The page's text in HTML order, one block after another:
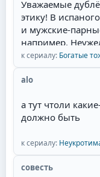
ложится с ним, и
злодейка
честный
противиться, но
другой, мол, ты
она часто сама
за давно
героя. Советую
историю любви
Уважаемые
этику! В
и мужские-
например.
валите всё в
Мужские имена
соответственно -а.
к сериалу: Богатые
alo
а тут чтоли
должно быть
к сериалу:
совесть